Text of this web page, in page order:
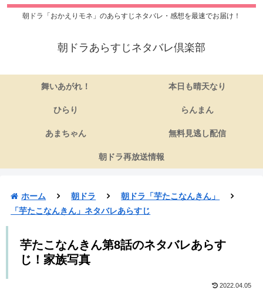
朝ドラ「おかえりモネ」のあらすじネタバレ・感想を最速でお届け！
朝ドラあらすじネタバレ倶楽部
舞いあがれ！ 本日も晴天なり
ひらり らんまん
あまちゃん 無料見逃し配信
朝ドラ再放送情報
ホーム 朝ドラ
朝ドラ「芋たこなんきん」
「芋たこなんきん」ネタバレあらすじ
芋たこなんきん第8話のネタバレあらす
じ！家族写真
2022.04.05